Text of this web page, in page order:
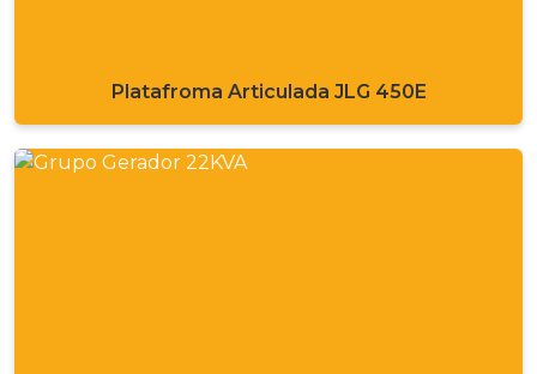
Platafroma Articulada JLG 450E